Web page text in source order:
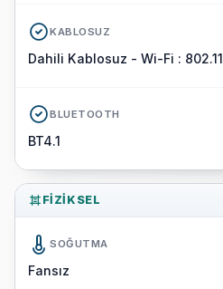
KABLOSUZ
Dahili Kablosuz - Wi-Fi : 802.11
BLUETOOTH
BT4.1
FIZIKSEL
SOĞUTMA
Fansız